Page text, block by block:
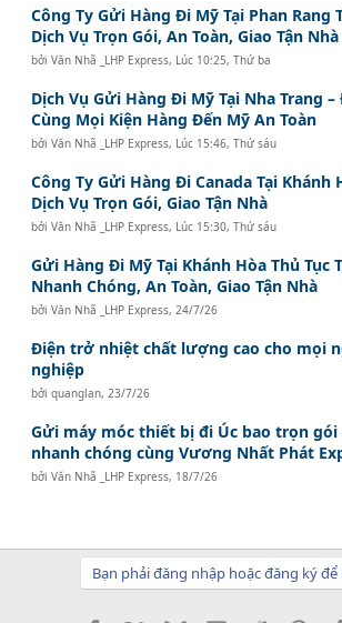
Công Ty Gửi Hàng Đi Mỹ Tại Phan Rang
Dịch Vụ Trọn Gói, An Toàn, Giao Tận
bởiVăn Nhã _LHP Express, Lúc 10:25, Thứ ba
Dịch Vụ Gửi Hàng Đi Mỹ Tại Nha Trang
Cùng Mọi Kiện Hàng Đến Mỹ An Toàn
bởiVăn Nhã _LHP Express, Lúc 15:46, Thứ sáu
Công Ty Gửi Hàng Đi Canada Tại Khánh
Dịch Vụ Trọn Gói, Giao Tận Nhà
bởiVăn Nhã _LHP Express, Lúc 15:30, Thứ sáu
Gửi Hàng Đi Mỹ Tại Khánh Hòa Thủ Tục
Nhanh Chóng, An Toàn, Giao Tận Nhà
bởiVăn Nhã _LHP Express, 24/7/26
Điện trở nhiệt chất lượng cao cho mọi
nghiệp
bởiquanglan, 23/7/26
Gửi máy móc thiết bị đi Úc bao trọn gói
nhanh chóng cùng Vương Nhất Phát
bởiVăn Nhã _LHP Express, 18/7/26
Bạn phải đăng nhập hoặc đăng ký